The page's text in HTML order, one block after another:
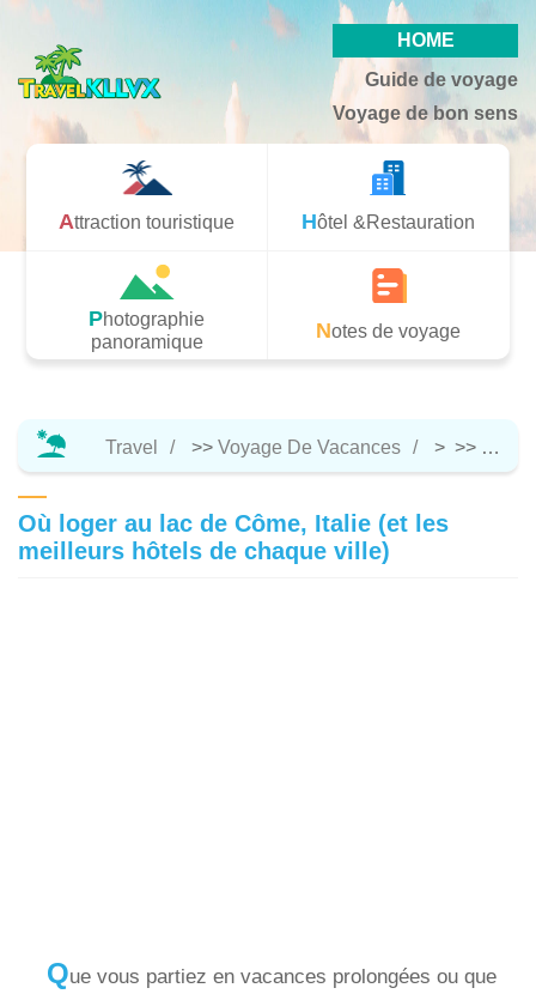
HOME
Guide de voyage
Voyage de bon sens
Attraction touristique Hôtel &Restauration
Photographie
panoramique
Notes de voyage
Travel >> Voyage De Vacances > >>
Où loger au lac de Côme, Italie (et les
meilleurs hôtels de chaque ville)
Que vous partiez en vacances prolongées ou que